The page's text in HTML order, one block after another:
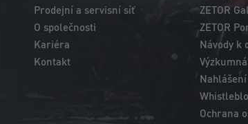
Prodejní a servisní síť
O společnosti
Kariéra
Kontakt
ZETOR
ZETOR
Návody k
Ochrana